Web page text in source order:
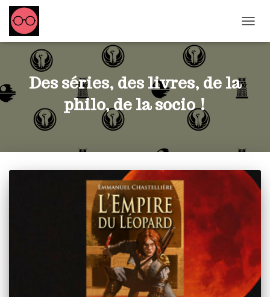
Des séries, des livres, de la
philo, de la socio !